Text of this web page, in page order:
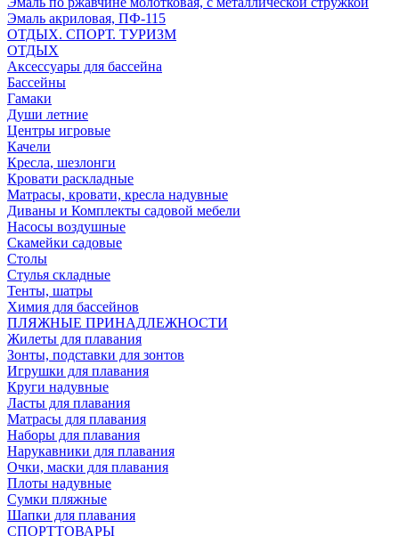
Эмаль акриловая, ПФ-115
ОТДЫХ. СПОРТ. ТУРИЗМ
ОТДЫХ
Аксессуары для бассейна
Бассейны
Гамаки
Души летние
Центры игровые
Качели
Кресла, шезлонги
Кровати раскладные
Матрасы, кровати, кресла надувные
Диваны и Комплекты садовой мебели
Насосы воздушные
Скамейки садовые
Столы
Стулья складные
Тенты, шатры
Химия для бассейнов
ПЛЯЖНЫЕ ПРИНАДЛЕЖНОСТИ
Жилеты для плавания
Зонты, подставки для зонтов
Игрушки для плавания
Круги надувные
Ласты для плавания
Матрасы для плавания
Наборы для плавания
Нарукавники для плавания
Очки, маски для плавания
Плоты надувные
Сумки пляжные
Шапки для плавания
СПОРТТОВАРЫ